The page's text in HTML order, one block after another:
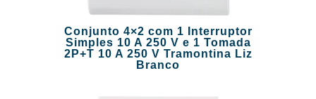
Conjunto 4×2 com 1 Interruptor
Simples 10 A 250 V e 1 Tomada
2P+T 10 A 250 V Tramontina Liz
Branco